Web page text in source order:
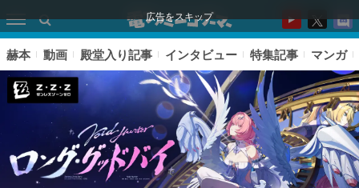
広告をスキップ
赫本 動画 殿堂入り記事 インタビュー 特集記事 マンガ